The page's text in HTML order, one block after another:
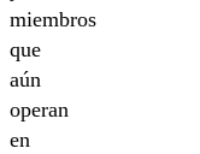
miembros
que
aún
operan
en